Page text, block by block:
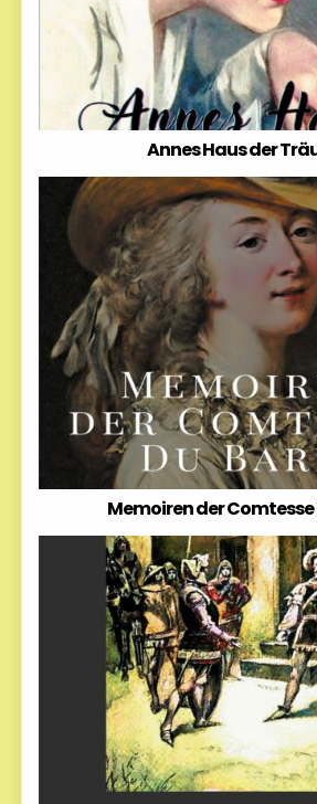
Annes Haus der
Memoiren der Comtesse